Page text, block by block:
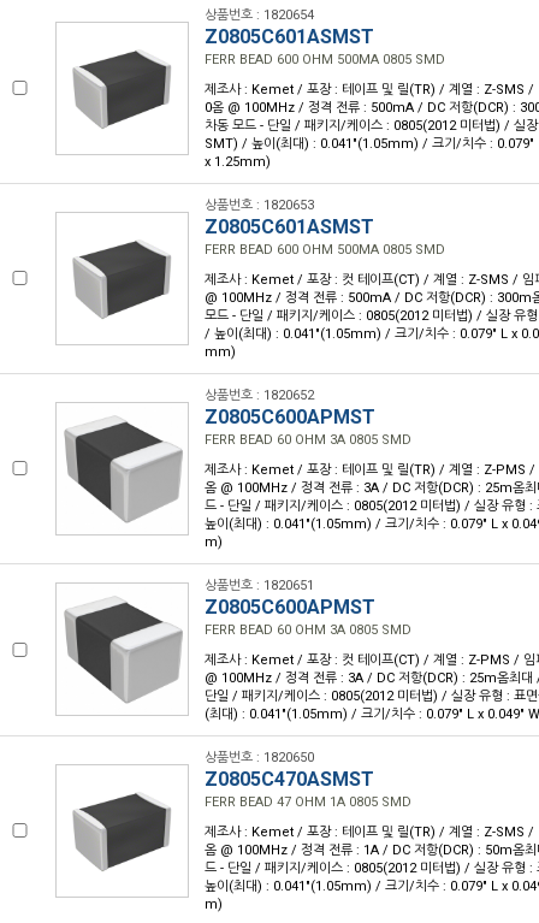
상품번호 : 1820654
Z0805C601ASMST
FERR BEAD 600 OHM 500MA 0805 SMD
제조사 : Kemet / 포장 : 테이프 및 릴(TR) / 계열 : Z-SMS /
0옴 @ 100MHz / 정격 전류 : 500mA / DC 저항(DCR) :
차동 모드 - 단일 / 패키지/케이스 : 0805(2012 미터법) / 실
SMT) / 높이(최대) : 0.041"(1.05mm) / 크기/치수 :
x 1.25mm)
상품번호 : 1820653
Z0805C601ASMST
FERR BEAD 600 OHM 500MA 0805 SMD
제조사 : Kemet / 포장 : 컷 테이프(CT) / 계열 : Z-SMS / 임
@ 100MHz / 정격 전류 : 500mA / DC 저항(DCR) : 300m
모드 - 단일 / 패키지/케이스 : 0805(2012 미터법) / 실장 유
/ 높이(최대) : 0.041"(1.05mm) / 크기/치수 : 0.079" L x
mm)
상품번호 : 1820652
Z0805C600APMST
FERR BEAD 60 OHM 3A 0805 SMD
제조사 : Kemet / 포장 : 테이프 및 릴(TR) / 계열 : Z-PMS /
옴 @ 100MHz / 정격 전류 : 3A / DC 저항(DCR) : 25m옴최
드 - 단일 / 패키지/케이스 : 0805(2012 미터법) / 실장 유형
높이(최대) : 0.041"(1.05mm) / 크기/치수 : 0.079" L x
m)
상품번호 : 1820651
Z0805C600APMST
FERR BEAD 60 OHM 3A 0805 SMD
제조사 : Kemet / 포장 : 컷 테이프(CT) / 계열 : Z-PMS / 임
@ 100MHz / 정격 전류 : 3A / DC 저항(DCR) : 25m옴최대
단일 / 패키지/케이스 : 0805(2012 미터법) / 실장 유형 : 표
(최대) : 0.041"(1.05mm) / 크기/치수 : 0.079" L x 0.049"
상품번호 : 1820650
Z0805C470ASMST
FERR BEAD 47 OHM 1A 0805 SMD
제조사 : Kemet / 포장 : 테이프 및 릴(TR) / 계열 : Z-SMS /
옴 @ 100MHz / 정격 전류 : 1A / DC 저항(DCR) : 50m옴최
드 - 단일 / 패키지/케이스 : 0805(2012 미터법) / 실장 유형
높이(최대) : 0.041"(1.05mm) / 크기/치수 : 0.079" L x
m)